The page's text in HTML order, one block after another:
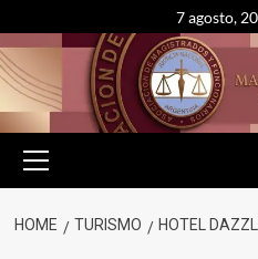
to
content
7 agosto,
Menu
HOME TURISMO HOTEL